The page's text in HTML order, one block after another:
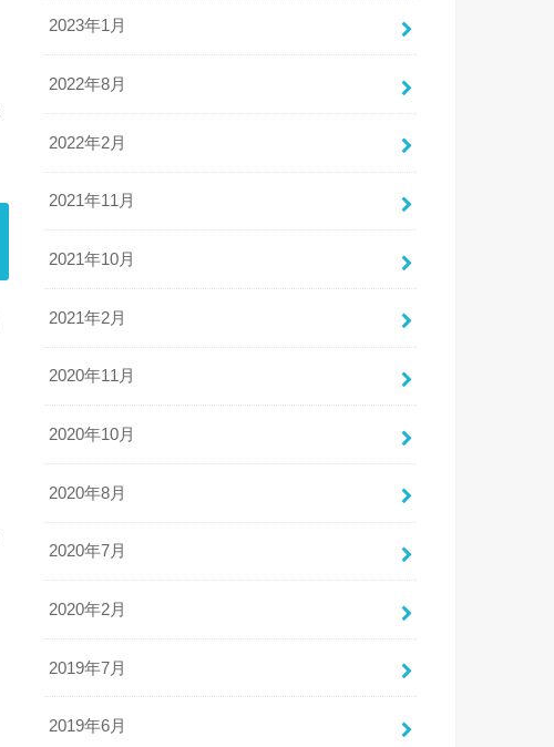
2023年1月
2022年8月
2022年2月
2021年11月
2021年10月
2021年2月
2020年11月
2020年10月
2020年8月
2020年7月
2020年2月
2019年7月
2019年6月